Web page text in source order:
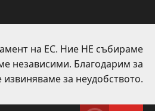
на ЕС. Ние НЕ събираме
независими. Благодарим за
извиняваме за неудобството.